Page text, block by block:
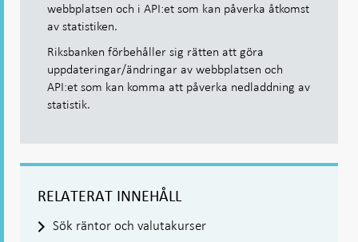
webbplatsen och i API:et som kan påverka åtkomst
av statistiken.
Riksbanken förbehåller sig rätten att göra
uppdateringar/ändringar av webbplatsen och
API:et som kan komma att påverka nedladdning av
statistik.
RELATERAT INNEHÅLL
Sök räntor och valutakurser